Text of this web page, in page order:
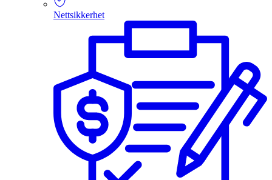
Nettsikkerhet